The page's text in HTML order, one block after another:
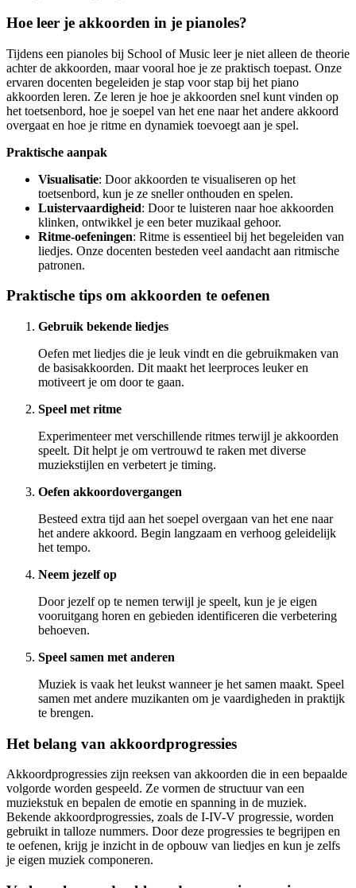
Hoe leer je akkoorden in je pianoles?
Tijdens een pianoles bij School of Music leer je niet alleen de theorie
achter de akkoorden, maar vooral hoe je ze praktisch toepast. Onze
ervaren docenten begeleiden je stap voor stap bij het piano
akkoorden leren. Ze leren je hoe je akkoorden snel kunt vinden op
het toetsenbord, hoe je soepel van het ene naar het andere akkoord
overgaat en hoe je ritme en dynamiek toevoegt aan je spel.
Praktische aanpak
Visualisatie: Door akkoorden te visualiseren op het
toetsenbord, kun je ze sneller onthouden en spelen.
Luistervaardigheid: Door te luisteren naar hoe akkoorden
klinken, ontwikkel je een beter muzikaal gehoor.
Ritme-oefeningen: Ritme is essentieel bij het begeleiden van
liedjes. Onze docenten besteden veel aandacht aan ritmische
patronen.
Praktische tips om akkoorden te oefenen
Gebruik bekende liedjes
Oefen met liedjes die je leuk vindt en die gebruikmaken van
de basisakkoorden. Dit maakt het leerproces leuker en
motiveert je om door te gaan.
Speel met ritme
Experimenteer met verschillende ritmes terwijl je akkoorden
speelt. Dit helpt je om vertrouwd te raken met diverse
muziekstijlen en verbetert je timing.
Oefen akkoordovergangen
Besteed extra tijd aan het soepel overgaan van het ene naar
het andere akkoord. Begin langzaam en verhoog geleidelijk
het tempo.
Neem jezelf op
Door jezelf op te nemen terwijl je speelt, kun je je eigen
vooruitgang horen en gebieden identificeren die verbetering
behoeven.
Speel samen met anderen
Muziek is vaak het leukst wanneer je het samen maakt. Speel
samen met andere muzikanten om je vaardigheden in praktijk
te brengen.
Het belang van akkoordprogressies
Akkoordprogressies zijn reeksen van akkoorden die in een bepaalde
volgorde worden gespeeld. Ze vormen de structuur van een
muziekstuk en bepalen de emotie en spanning in de muziek.
Bekende akkoordprogressies, zoals de I-IV-V progressie, worden
gebruikt in talloze nummers. Door deze progressies te begrijpen en
te oefenen, krijg je inzicht in de opbouw van liedjes en kun je zelfs
je eigen muziek componeren.